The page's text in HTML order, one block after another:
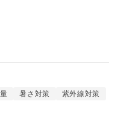
暑さ対策
紫外線対策